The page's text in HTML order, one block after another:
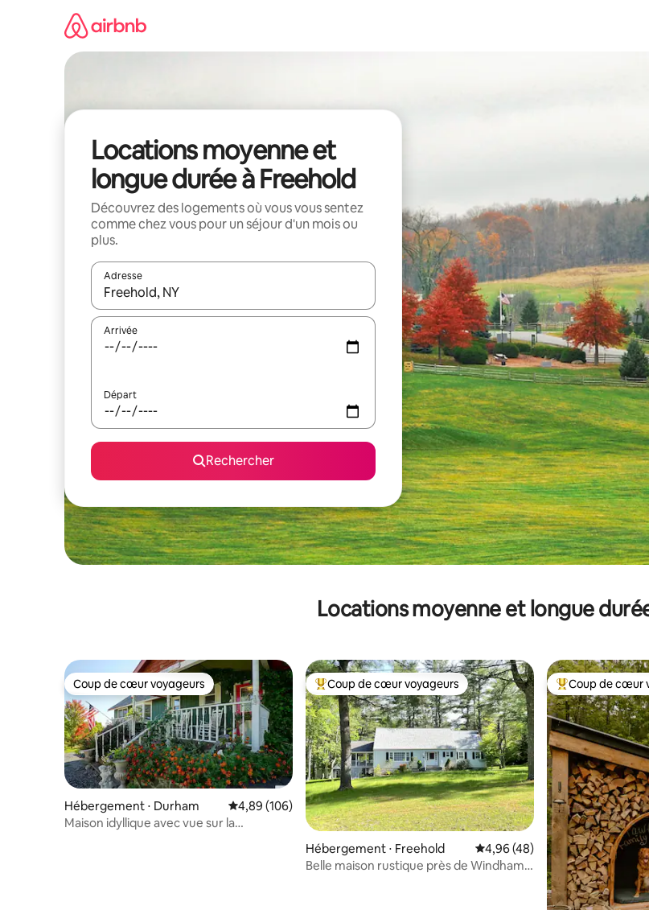
Locations moyenne et
longue durée à Freehold
Découvrez des logements où vous vous sentez
comme chez vous pour un séjour d'un mois ou
plus.
Adresse
Lorsque les résultats s'affichent, utilisez les flèches vers le haut et vers le bas pour les parcourir ou en
Arrivée
Départ
Rechercher
Locations moyenne et longue
Coup de cœur voyageurs
Coup de cœur voyageurs
Hébergement ⋅ Durham Évaluation moyenne sur la base de 106 commentaires : 4,89 sur 5
4,89 (106)
Maison idyllique avec vue sur la
Coups de cœur voyageurs les plus appréciés
Coup de cœur voyageurs
Hébergement ⋅ Freehold Évaluation moyenne sur la
4,96 (48)
Belle maison rustique près de Windham
Coups de cœur
Coup de cœur